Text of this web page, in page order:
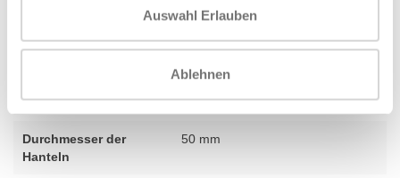
Auswahl Erlauben
Ablehnen
Griffdurchmesser 30 mm
Durchmesser der
Hanteln
50 mm